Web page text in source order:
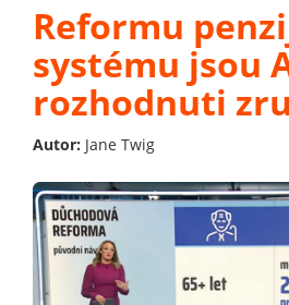
Reformu
systému jsou
rozhodnuti
Autor: Jane Twig